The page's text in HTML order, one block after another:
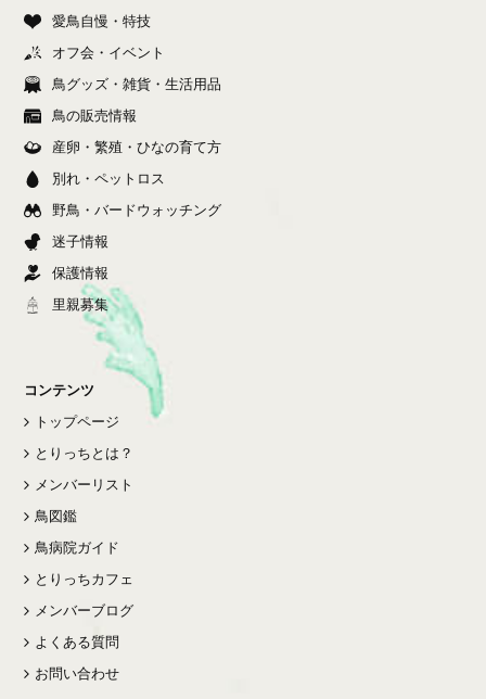
愛鳥自慢・特技
オフ会・イベント
鳥グッズ・雑貨・生活用品
鳥の販売情報
産卵・繁殖・ひなの育て方
別れ・ペットロス
野鳥・バードウォッチング
迷子情報
保護情報
里親募集
コンテンツ
トップページ
とりっちとは？
メンバーリスト
鳥図鑑
鳥病院ガイド
とりっちカフェ
メンバーブログ
よくある質問
お問い合わせ